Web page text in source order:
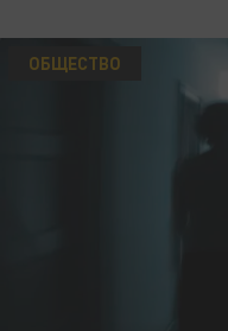
ОБЩЕСТВО